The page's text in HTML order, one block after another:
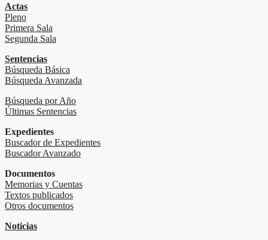
Actas
Pleno
Primera Sala
Segunda Sala
Sentencias
Búsqueda Básica
Búsqueda Avanzada
Búsqueda por Año
Últimas Sentencias
Expedientes
Buscador de Expedientes
Buscador Avanzado
Documentos
Memorias y Cuentas
Textos publicados
Otros documentos
Noticias